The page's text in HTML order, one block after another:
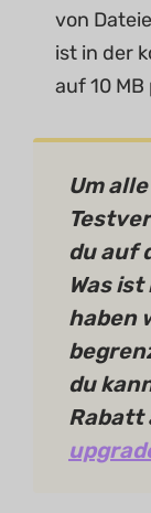
von
ist in der
auf 10
Um
du auf
Was
haben
du
Rabatt